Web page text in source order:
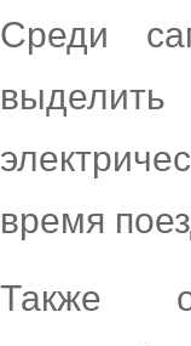
Среди
время
Также